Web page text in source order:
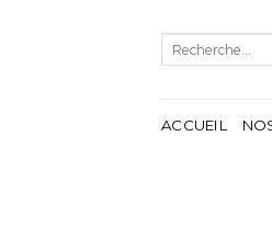
Recherche
ACCUEIL